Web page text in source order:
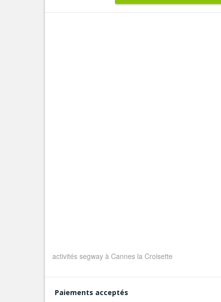
activités segway à Cannes la Croisette
Paiements acceptés